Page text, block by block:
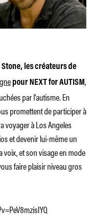
les créateurs de
pour NEXT for AUTISM,
par l’autisme. En
promettent de participer à
voyager à Los Angeles
et devenir lui-même un
voix, et son visage en mode
faire plaisir niveau gros